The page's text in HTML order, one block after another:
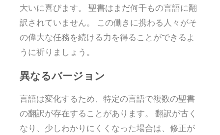
大いに喜びます。 聖書はまだ何千もの言語に翻
訳されていません。 この働きに携わる人々がそ
の偉大な任務を続ける力を得ることができるよ
うに祈りましょう。
異なるバージョン
言語は変化するため、特定の言語で複数の聖書
の翻訳が存在することがあります。 翻訳が古く
なり、少しわかりにくくなった場合は、修正が